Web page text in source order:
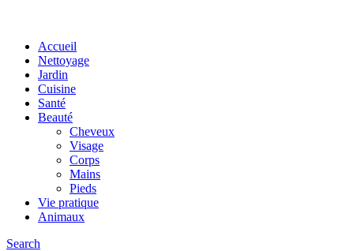
Accueil
Nettoyage
Jardin
Cuisine
Santé
Beauté
Cheveux
Visage
Corps
Mains
Pieds
Vie pratique
Animaux
Search